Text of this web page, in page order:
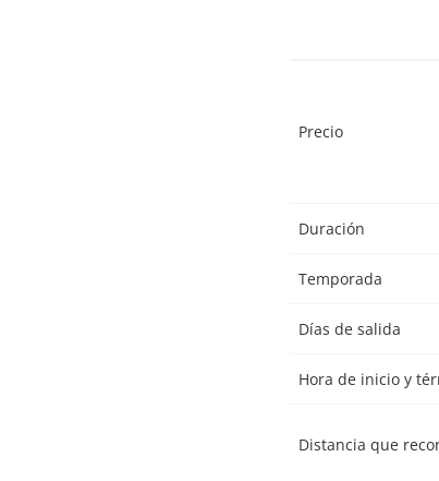
Precio
Duración
Temporada
Días de salida
Hora de inicio y
Distancia que